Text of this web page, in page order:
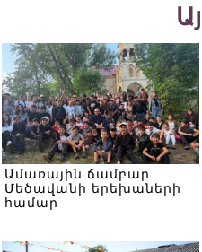
Ամառային ճամբար
Մեծավանի երեխաների
համար